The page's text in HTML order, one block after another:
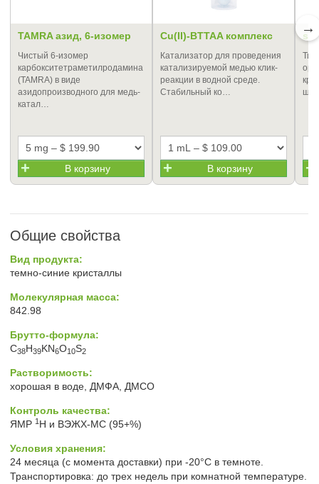
TAMRA азид, 6-изомер
Чистый 6-изомер
карбокситетраметилродамина
(TAMRA) в виде
азидопроизводного для медь-
катал…
В корзину
Cu(II)-BTTAA комплекс
Катализатор для проведения
катализируемой медью клик-
реакции в водной среде.
Стабильный ко…
В корзину
→
Общие свойства
Вид продукта:
темно-синие кристаллы
Молекулярная масса:
842.98
Брутто-формула:
C38H39KN6O10S2
Растворимость:
хорошая в воде, ДМФА, ДМСО
Контроль качества:
ЯМР 1 H и ВЭЖХ-МС (95+%)
Условия хранения:
24 месяца (с момента доставки) при -20°C в темноте.
Транспортировка: до трех недель при комнатной температуре.